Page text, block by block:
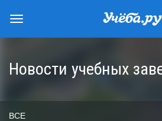
Новости учебных
ВСЕ